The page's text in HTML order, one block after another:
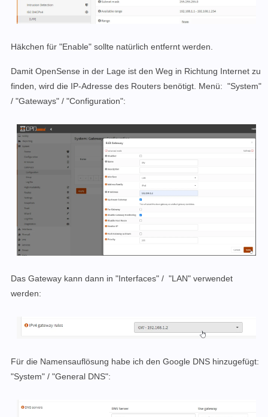
Häkchen für "Enable" sollte natürlich entfernt werden.
Damit OpenSense in der Lage ist den Weg in Richtung Internet zu
finden, wird die IP-Adresse des Routers benötigt. Menü: "System"
/ "Gateways" / "Configuration":
Das Gateway kann dann in "Interfaces" / "LAN" verwendet
werden:
Für die Namensauflösung habe ich den Google DNS hinzugefügt:
"System" / "General DNS":